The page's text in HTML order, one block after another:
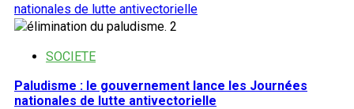
nationales de lutte antivectorielle
2
SOCIETE
Paludisme : le gouvernement lance les Journées
nationales de lutte antivectorielle